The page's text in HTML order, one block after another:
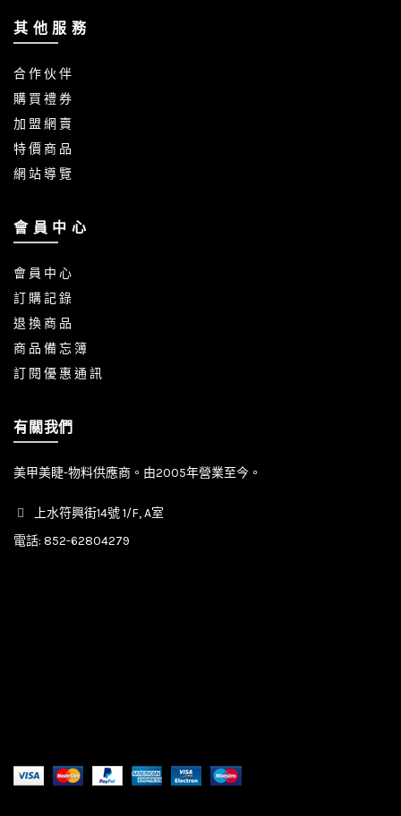
其 他 服 務
合 作 伙 伴
購 買 禮 券
加 盟 網 賣
特 價 商 品
網 站 導 覽
會 員 中 心
會 員 中 心
訂 購 記 錄
退 換 商 品
商 品 備 忘 簿
訂 閱 優 惠 通 訊
有關我們
美甲美睫-物料供應商。由2005年營業至今。
上水符興街14號 1/F, A室
電話: 852-62804279